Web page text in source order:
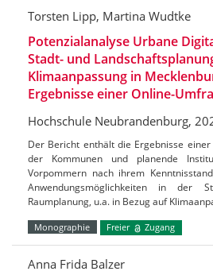
Torsten Lipp, Martina Wudtke
Potenzialanalyse Urbane
Stadt- und
Klimaanpassung in
Ergebnisse einer Online-
Hochschule Neubrandenburg,
Der Bericht enthält die Ergebnisse
der Kommunen und planende
Vorpommern nach ihrem
Anwendungsmöglichkeiten in der
Raumplanung, u.a. in Bezug auf
Monographie Freier Zugang
Anna Frida Balzer